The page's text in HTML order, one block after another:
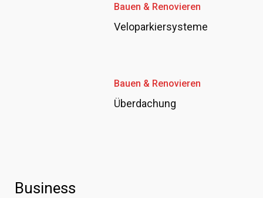
Bauen & Renovieren
Veloparkiersysteme
Bauen & Renovieren
Überdachung
Business